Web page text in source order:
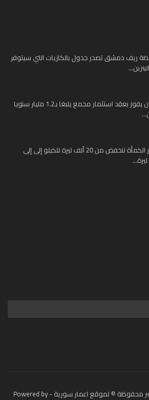
دمشق تصدر جدول بالكازيات التي سيتوفر
القطان يفوز بعقد استثمار مجمع يلبغا بـ1.2 مليار سنويا
أسعار الكمأة تنخفض من 20 ألف ليرة للكيلو إلى إلى
جميع حقوق الطبع و النشر محفوظة © لموقع اعمار سورية - Powered by